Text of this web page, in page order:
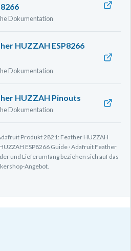
Dokumentation
HUZZAH ESP8266
Dokumentation
HUZZAH Pinouts
Dokumentation
Produkt 2821: Feather HUZZAH
ESP8266 Guide · Adafruit Feather
und Lieferumfang beziehen sich auf das
Angebot.